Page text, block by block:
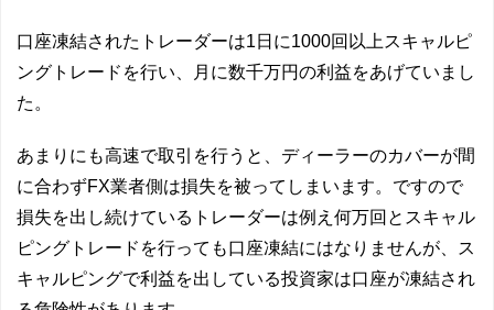
口座凍結されたトレーダーは1日に1000回以上スキャルピ
ングトレードを行い、月に数千万円の利益をあげていまし
た。
あまりにも高速で取引を行うと、ディーラーのカバーが間
に合わずFX業者側は損失を被ってしまいます。ですので
損失を出し続けているトレーダーは例え何万回とスキャル
ピングトレードを行っても口座凍結にはなりませんが、ス
キャルピングで利益を出している投資家は口座が凍結され